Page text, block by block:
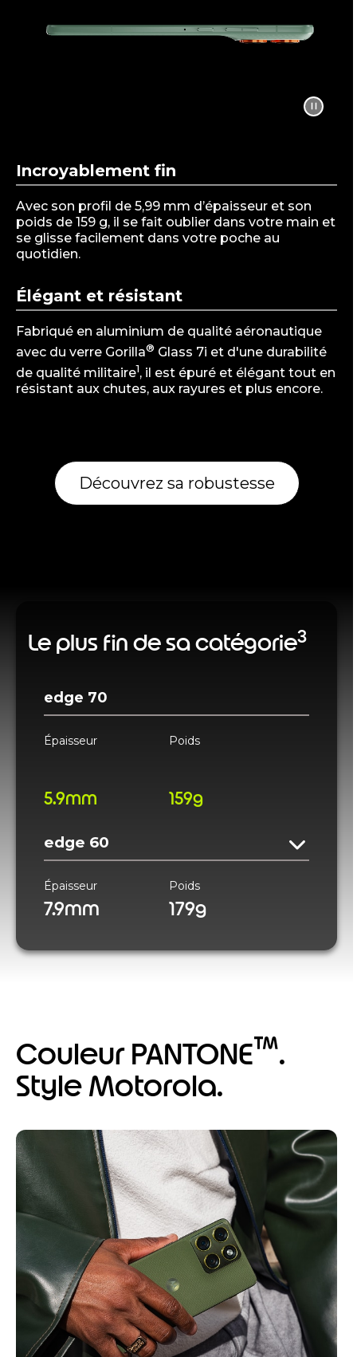
Incroyablement fin
Avec son profil de 5,99 mm d’épaisseur et son
poids de 159 g, il se fait oublier dans votre main et
se glisse facilement dans votre poche au
quotidien.
Élégant et résistant
Fabriqué en aluminium de qualité aéronautique
avec du verre Gorilla® Glass 7i et d'une durabilité
de qualité militaire1, il est épuré et élégant tout en
résistant aux chutes, aux rayures et plus encore.
Découvrez sa robustesse
Le plus fin de sa catégorie3
edge 70
Épaisseur
5.9mm
Poids
159g
edge 60
Épaisseur
7.9mm
Poids
179g
Couleur PANTONE™.
Style Motorola.